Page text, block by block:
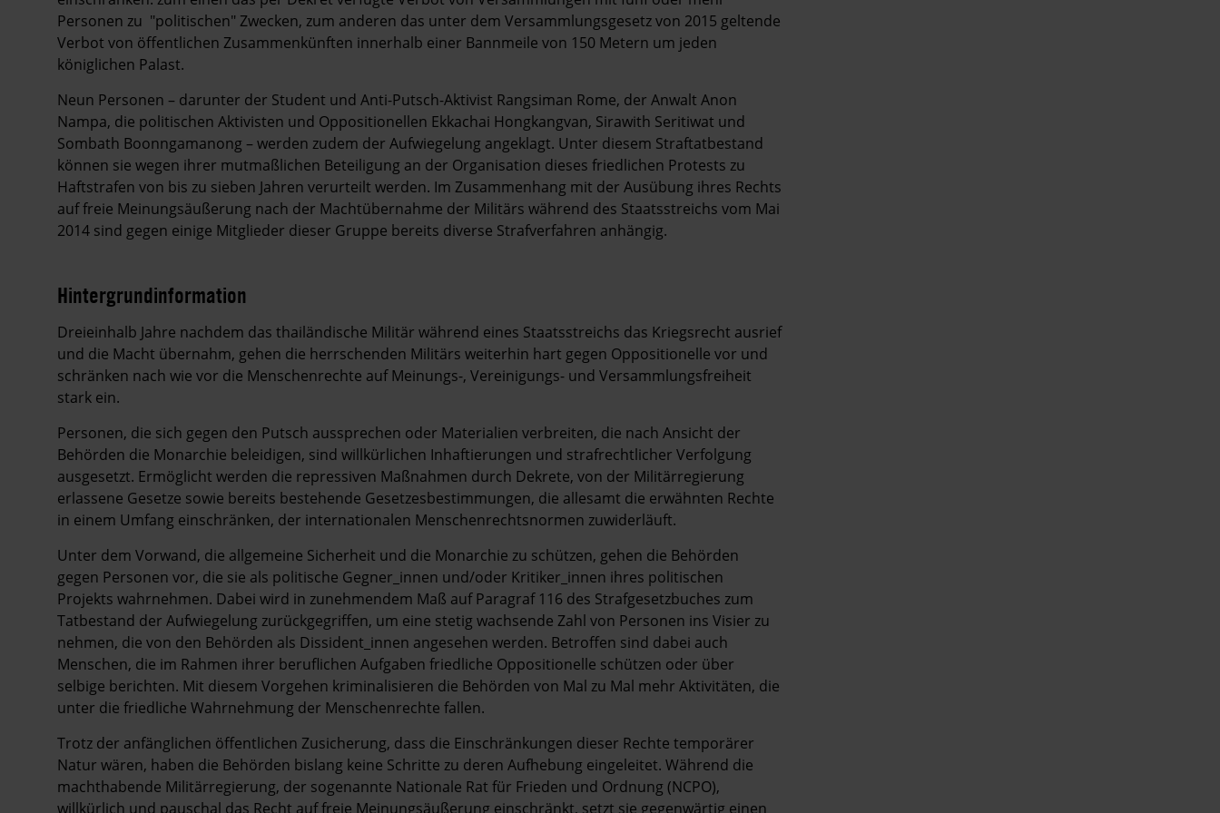
Personen zu "politischen" Zwecken, zum anderen das unter dem Versammlungsgesetz von 2015 geltende
Verbot von öffentlichen Zusammenkünften innerhalb einer Bannmeile von 150 Metern um jeden
königlichen Palast.
Neun Personen – darunter der Student und Anti-Putsch-Aktivist Rangsiman Rome, der Anwalt Anon
Nampa, die politischen Aktivisten und Oppositionellen Ekkachai Hongkangvan, Sirawith Seritiwat und
Sombath Boonngamanong – werden zudem der Aufwiegelung angeklagt. Unter diesem Straftatbestand
können sie wegen ihrer mutmaßlichen Beteiligung an der Organisation dieses friedlichen Protests zu
Haftstrafen von bis zu sieben Jahren verurteilt werden. Im Zusammenhang mit der Ausübung ihres Rechts
auf freie Meinungsäußerung nach der Machtübernahme der Militärs während des Staatsstreichs vom Mai
2014 sind gegen einige Mitglieder dieser Gruppe bereits diverse Strafverfahren anhängig.
Hintergrundinformation
Hintergrund
Dreieinhalb Jahre nachdem das thailändische Militär während eines Staatsstreichs das Kriegsrecht ausrief
und die Macht übernahm, gehen die herrschenden Militärs weiterhin hart gegen Oppositionelle vor und
schränken nach wie vor die Menschenrechte auf Meinungs-, Vereinigungs- und Versammlungsfreiheit
stark ein.
Personen, die sich gegen den Putsch aussprechen oder Materialien verbreiten, die nach Ansicht der
Behörden die Monarchie beleidigen, sind willkürlichen Inhaftierungen und strafrechtlicher Verfolgung
ausgesetzt. Ermöglicht werden die repressiven Maßnahmen durch Dekrete, von der Militärregierung
erlassene Gesetze sowie bereits bestehende Gesetzesbestimmungen, die allesamt die erwähnten Rechte
in einem Umfang einschränken, der internationalen Menschenrechtsnormen zuwiderläuft.
Unter dem Vorwand, die allgemeine Sicherheit und die Monarchie zu schützen, gehen die Behörden
gegen Personen vor, die sie als politische Gegner_innen und/oder Kritiker_innen ihres politischen
Projekts wahrnehmen. Dabei wird in zunehmendem Maß auf Paragraf 116 des Strafgesetzbuches zum
Tatbestand der Aufwiegelung zurückgegriffen, um eine stetig wachsende Zahl von Personen ins Visier zu
nehmen, die von den Behörden als Dissident_innen angesehen werden. Betroffen sind dabei auch
Menschen, die im Rahmen ihrer beruflichen Aufgaben friedliche Oppositionelle schützen oder über
selbige berichten. Mit diesem Vorgehen kriminalisieren die Behörden von Mal zu Mal mehr Aktivitäten, die
unter die friedliche Wahrnehmung der Menschenrechte fallen.
Trotz der anfänglichen öffentlichen Zusicherung, dass die Einschränkungen dieser Rechte temporärer
Natur wären, haben die Behörden bislang keine Schritte zu deren Aufhebung eingeleitet. Während die
machthabende Militärregierung, der sogenannte Nationale Rat für Frieden und Ordnung (NCPO),
willkürlich und pauschal das Recht auf freie Meinungsäußerung einschränkt, setzt sie gegenwärtig einen